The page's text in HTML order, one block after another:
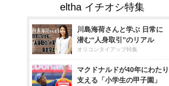
川島海荷さんと学ぶ 日常に
潜む“人身取引”のリアル
オリコンタイアップ特集
マクドナルドが40年にわたり
支える「小学生の甲子園」